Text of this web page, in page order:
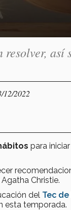
así
12/2022
para
Christie.
del Tec
esta temporada.